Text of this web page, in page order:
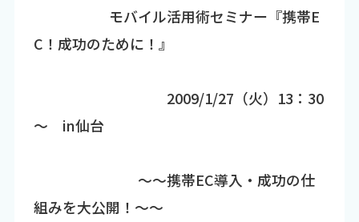
モバイル活用術セミナー『携帯E
C！成功のために！』
2009/1/27（火）13：30
～ in仙台
～～携帯EC導入・成功の仕
組みを大公開！～～